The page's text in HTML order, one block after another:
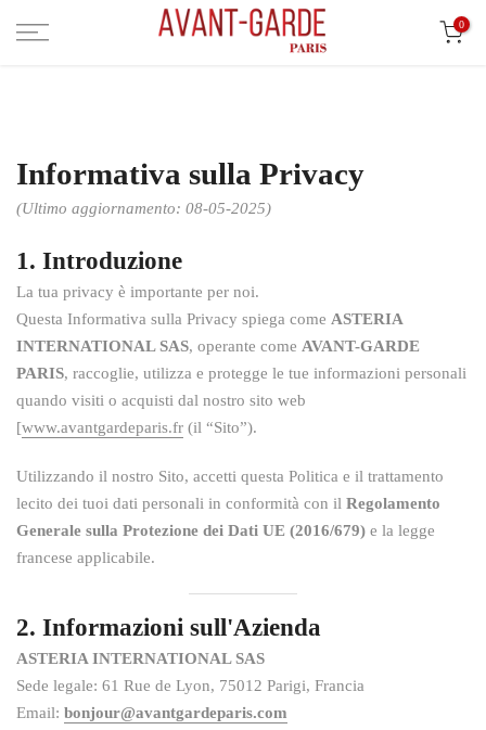
Vai
0
Informativa sulla Privacy
(Ultimo aggiornamento: 08-05-2025)
1. Introduzione
La tua privacy è importante per noi.
Questa Informativa sulla Privacy spiega come ASTERIA
INTERNATIONAL SAS, operante come AVANT-GARDE
PARIS, raccoglie, utilizza e protegge le tue informazioni personali
quando visiti o acquisti dal nostro sito web
[www.avantgardeparis.fr (il “Sito”).
Utilizzando il nostro Sito, accetti questa Politica e il trattamento
lecito dei tuoi dati personali in conformità con il Regolamento
Generale sulla Protezione dei Dati UE (2016/679) e la legge
francese applicabile.
2. Informazioni sull'Azienda
ASTERIA INTERNATIONAL SAS
Sede legale: 61 Rue de Lyon, 75012 Parigi, Francia
Email: bonjour@avantgardeparis.com